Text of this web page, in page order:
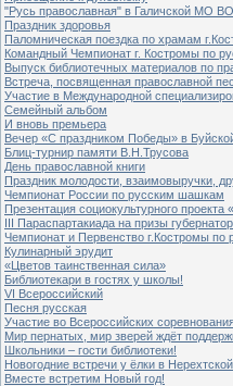
"Русь православная" в Галичской МО
Праздник здоровья
Паломническая поездка по храмам
Командный Чемпионат г. Костромы по
Выпуск библиотечных материалов по
Встреча, посвященная православной
Участие в Международной
Семейный альбом
И вновь премьера
Вечер «С праздником Победы» в
Блиц-турнир памяти В.Н.Трусова
День православной книги
Праздник молодости, взаимовыручки,
Чемпионат России по русским шашкам
Презентация социокультурного
III Параспартакиада на призы
Чемпионат и Первенство г.Костромы
Кулинарный эрудит
«Цветов таинственная сила»
Библиотекари в гостях у школы!
VI Всероссийский
Песня русская
Участие во Всероссийских
Мир пернатых, мир зверей ждёт
Школьники – гости библиотеки!
Новогодние встречи у ёлки в
Вместе встретим Новый год!